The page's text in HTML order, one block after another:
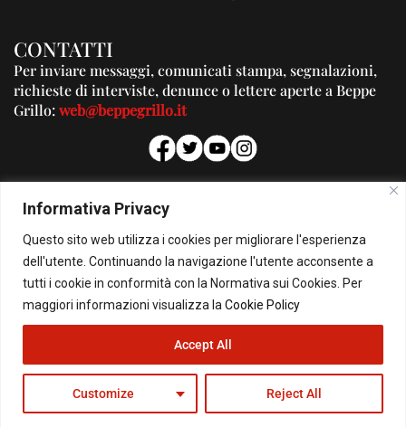
Informativa Privacy
Questo sito web utilizza i cookies per migliorare l'esperienza
dell'utente. Continuando la navigazione l'utente acconsente a
tutti i cookie in conformità con la Normativa sui Cookies. Per
maggiori informazioni visualizza la Cookie Policy
Customize Reject All
Accept All
CONTATTI
Per inviare messaggi, comunicati stampa, segnalazioni,
richieste di interviste, denunce o lettere aperte a Beppe
Grillo:web@beppegrillo.it
PUBBLICITA'
Per la tua pubblicità su questo Blog:
pubblicita@beppegrillo.it
© Copyright 2026 - Il Blog di Beppe Grillo. All Rights Reserved - Powered by
happygrafic.com